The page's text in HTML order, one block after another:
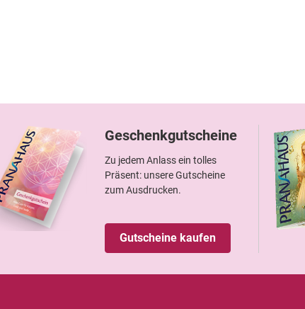
Geschenkgutscheine
Zu jedem Anlass ein tolles
Präsent: unsere Gutscheine
zum Ausdrucken.
Gutscheine kaufen